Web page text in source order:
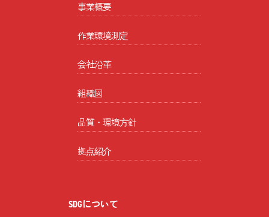
事業概要
作業環境測定
会社沿革
組織図
品質・環境方針
拠点紹介
SDGについて